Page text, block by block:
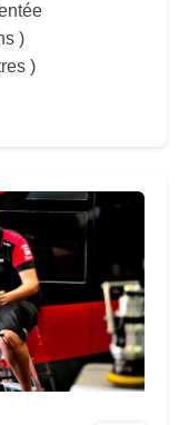
)
)